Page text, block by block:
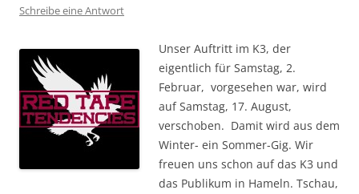
Schreibe eine Antwort
Unser Auftritt im K3, der
eigentlich für Samstag, 2.
Februar, vorgesehen war, wird
auf Samstag, 17. August,
verschoben. Damit wird aus dem
Winter- ein Sommer-Gig. Wir
freuen uns schon auf das K3 und
das Publikum in Hameln. Tschau,